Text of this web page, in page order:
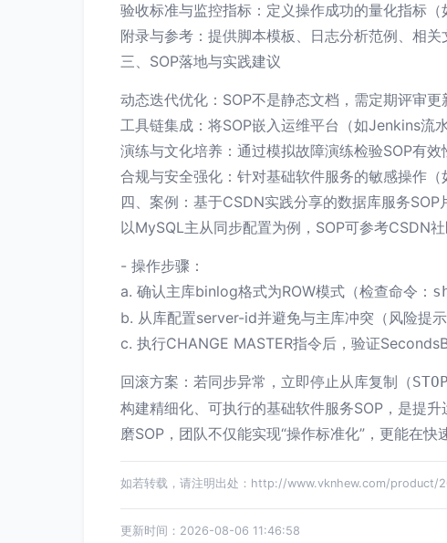
验收标准与监控指标：定义操作成功的量化指标
附录与参考：提供脚本模板、日志分析范例、相
三、SOP落地与实践建议
动态迭代优化：SOP不是静态文档，需定期评审
工具链集成：将SOP嵌入运维平台（如Jenkins流
演练与文化培养：通过模拟故障演练检验SOP有
合规与安全强化：针对基础软件服务的敏感操作
四、案例：基于CSDN实践分享的数据库服务SOP
以MySQL主从同步配置为例，SOP可参考CSDN
- 操作步骤：
a. 确认主库binlog格式为ROW模式（检查命令：
b. 从库配置server-id并避免与主库冲突（风险提
c. 执行CHANGE MASTER指令后，验证
回滚方案：若同步异常，立即停止从库复制（
构建精细化、可执行的基础软件服务SOP，是提
磨SOP，团队不仅能实现“操作标准化”，更能在
如若转载，请注明出处：http://www.vknhew.com/product/
更新时间：2026-08-06 11:46:58